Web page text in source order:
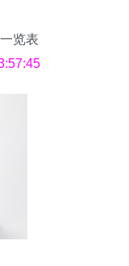
览表